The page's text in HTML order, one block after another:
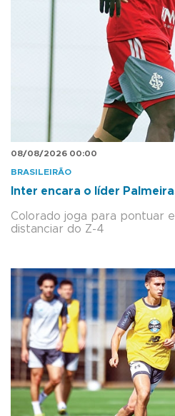
08/08/2026 00:00
BRASILEIRÃO
Inter encara o líder
Colorado joga para pontuar
distanciar do Z-4